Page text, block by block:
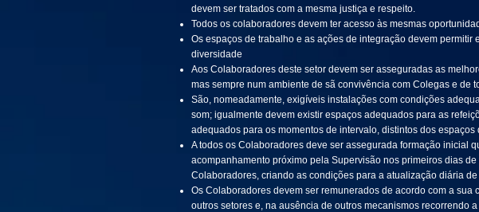
devem ser tratados com a mesma justiça e respeito.
Todos os colaboradores devem ter acesso às mesmas
Os espaços de trabalho e as ações de integração devem
diversidade
Aos Colaboradores deste setor devem ser asseguradas as
mas sempre num ambiente de sã convivência com Colegas e de
São, nomeadamente, exigíveis instalações com condições
som; igualmente devem existir espaços adequados para as
adequados para os momentos de intervalo, distintos dos espaços
A todos os Colaboradores deve ser assegurada formação inicial
acompanhamento próximo pela Supervisão nos primeiros dias
Colaboradores, criando as condições para a atualização diária
Os Colaboradores devem ser remunerados de acordo com a
outros setores e, na ausência de outros mecanismos recorrendo